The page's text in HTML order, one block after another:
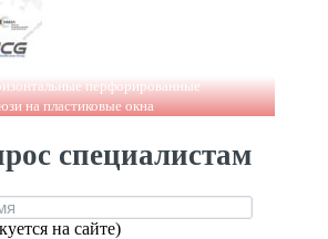
перфорированные
на пластиковые окна
специалистам
на сайте)